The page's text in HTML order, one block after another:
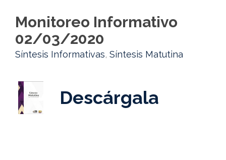
Monitoreo Informativo
02/03/2020
Síntesis Informativas, Síntesis Matutina
Descárgala